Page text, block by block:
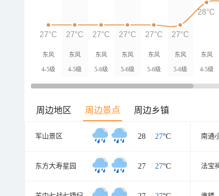
东风
4-5级
东风
4-5级
东风
5-6级
东风
5-6级
东风
5-6级
东风
5-6级
东风
4-5级
27°C 27°C 27°C 27°C 27°C 27°C
28°C
周边地区 周边景点 周边乡镇
军山景区 28 / 27°C 南通
东方大寿星园 27 / 27°C 法宝